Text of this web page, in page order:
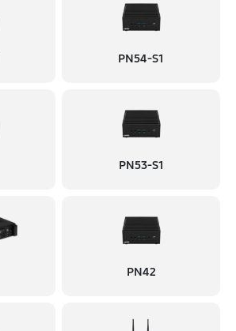
PN54-S1
PN53-S1
PN42